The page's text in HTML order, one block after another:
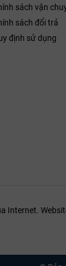
sách vận
sách đổi trả
định sử dụng